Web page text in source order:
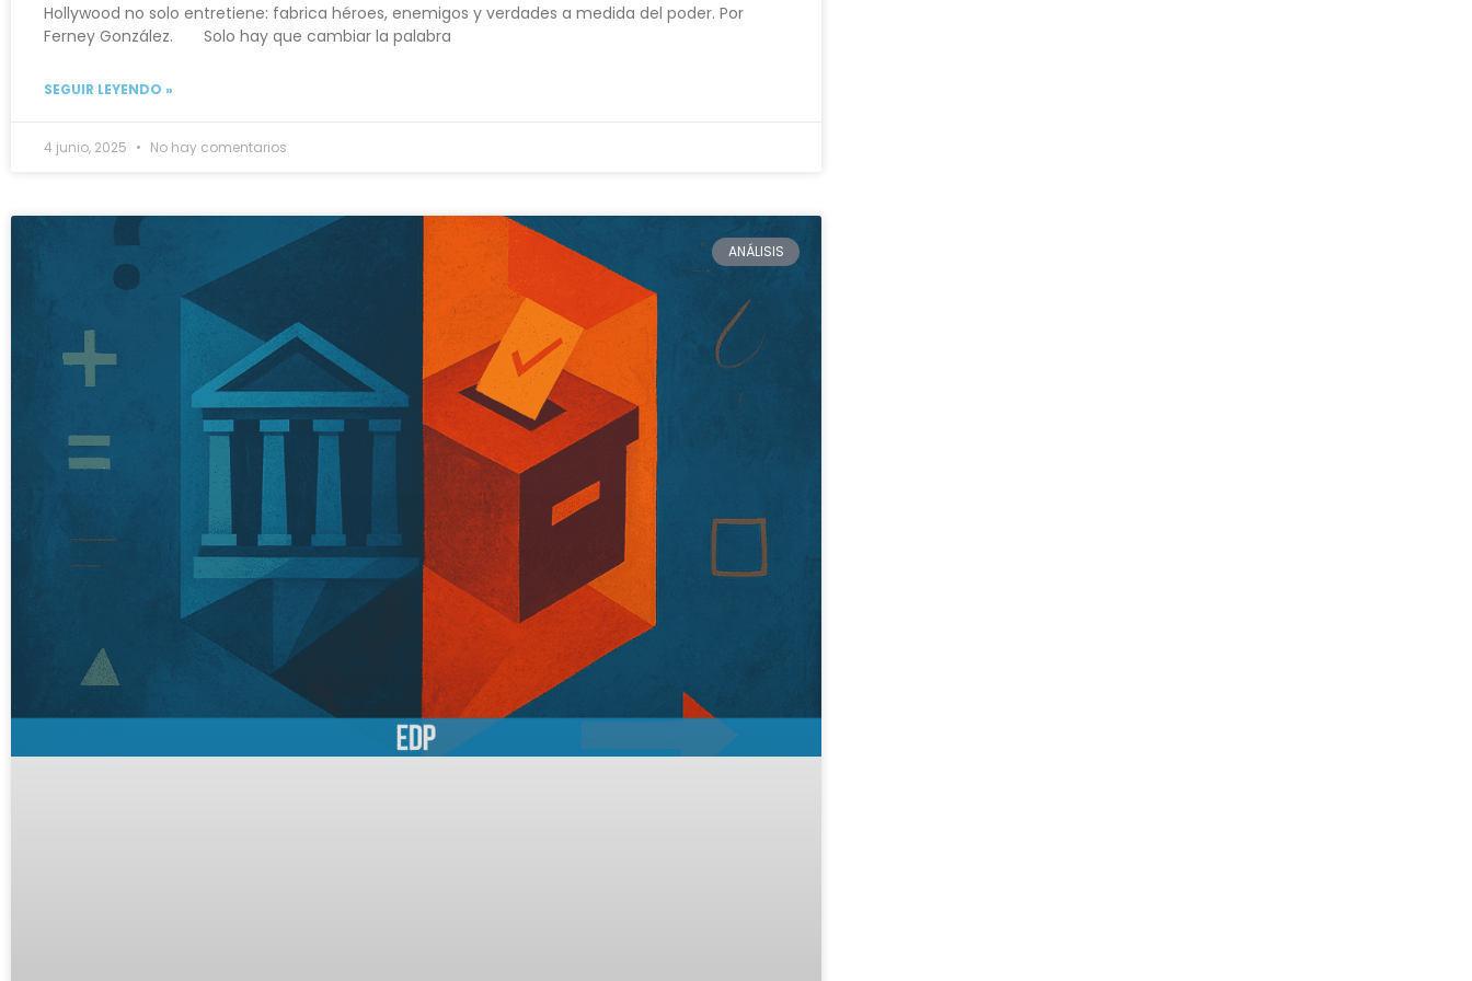
Hollywood no solo entretiene: fabrica héroes, enemigos y verdades a medida del poder. Por
Ferney González. Solo hay que cambiar la palabra
SEGUIR LEYENDO »
4 junio, 2025 No hay comentarios
ANÁLISIS